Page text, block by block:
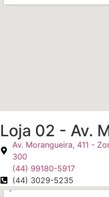
Loja 02 - Av.
Av. Morangueira, 411 -
300
(44) 99180-5917
(44) 3029-5235